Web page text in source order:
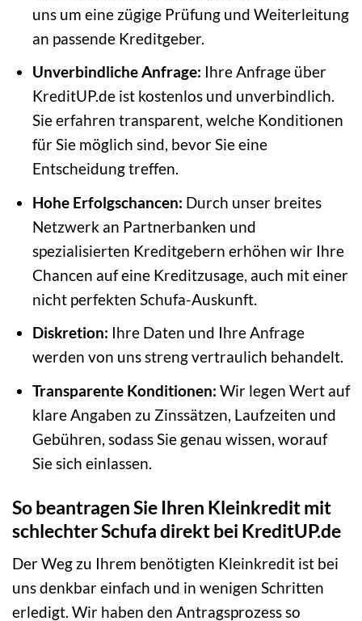
uns um eine zügige Prüfung und Weiterleitung
an passende Kreditgeber.
Unverbindliche Anfrage: Ihre Anfrage über
KreditUP.de ist kostenlos und unverbindlich.
Sie erfahren transparent, welche Konditionen
für Sie möglich sind, bevor Sie eine
Entscheidung treffen.
Hohe Erfolgschancen: Durch unser breites
Netzwerk an Partnerbanken und
spezialisierten Kreditgebern erhöhen wir Ihre
Chancen auf eine Kreditzusage, auch mit einer
nicht perfekten Schufa-Auskunft.
Diskretion: Ihre Daten und Ihre Anfrage
werden von uns streng vertraulich behandelt.
Transparente Konditionen: Wir legen Wert auf
klare Angaben zu Zinssätzen, Laufzeiten und
Gebühren, sodass Sie genau wissen, worauf
Sie sich einlassen.
So beantragen Sie Ihren Kleinkredit mit
schlechter Schufa direkt bei KreditUP.de
Der Weg zu Ihrem benötigten Kleinkredit ist bei
uns denkbar einfach und in wenigen Schritten
erledigt. Wir haben den Antragsprozess so